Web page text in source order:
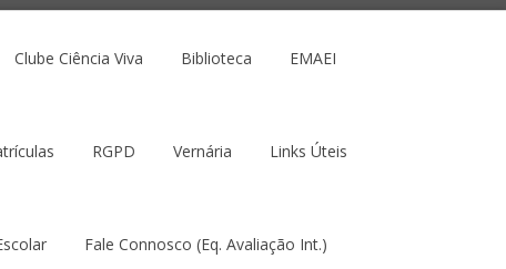
Clube Ciência Viva Biblioteca EMAEI
RGPD Vernária Links Úteis
Fale Connosco (Eq. Avaliação Int.)